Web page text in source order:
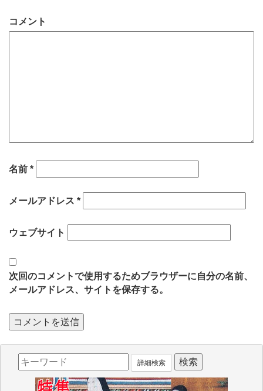
コメント
名前 *
メールアドレス *
ウェブサイト
次回のコメントで使用するためブラウザーに自分の名前、
メールアドレス、サイトを保存する。
詳細検索